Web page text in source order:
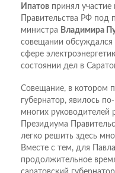
Ипатов принял
Правительства РФ под
министра Владимира
совещании обсуждался
сфере
состоянии дел в
Совещание, в котором
губернатор, явилось
многих руководителей
Президиума
легко решить здесь
Вместе с тем, для
продолжительное